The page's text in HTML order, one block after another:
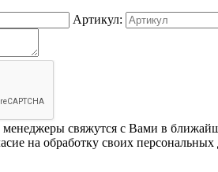
Артикул:
свяжутся с Вами в
на обработку своих